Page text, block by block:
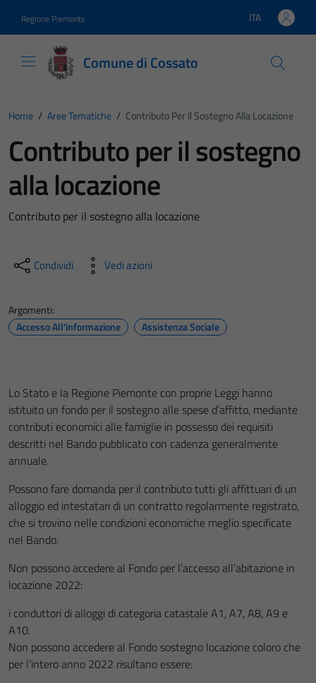
Regione Piemonte Lingua attiva:
ITA
Comune di Cossato
Home / Aree Tematiche / Contributo Per Il Sostegno Alla Locazione
Contributo per il sostegno
alla locazione
Contributo per il sostegno alla locazione
Condividi Vedi azioni
Argomenti:
Accesso All'informazione
Assistenza Sociale
Lo Stato e la Regione Piemonte con proprie Leggi hanno
istituito un fondo per il sostegno alle spese d’affitto, mediante
contributi economici alle famiglie in possesso dei requisiti
descritti nel Bando pubblicato con cadenza generalmente
annuale.
Possono fare domanda per il contributo tutti gli affittuari di un
alloggio ed intestatari di un contratto regolarmente registrato,
che si trovino nelle condizioni economiche meglio specificate
nel Bando.
Non possono accedere al Fondo per l’accesso all’abitazione in
locazione 2022:
i conduttori di alloggi di categoria catastale A1, A7, A8, A9 e
A10.
Non possono accedere al Fondo sostegno locazione coloro che
per l’intero anno 2022 risultano essere: